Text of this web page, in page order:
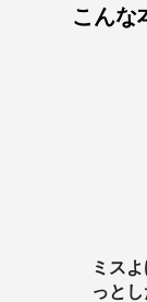
こんな
ミス
っと